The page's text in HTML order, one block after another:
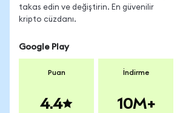
takas edin ve değiştirin. En güvenilir
kripto cüzdanı.
Google Play
Puan
4.4
İndirme
10M+